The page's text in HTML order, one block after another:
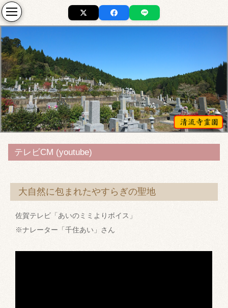
テレビCM (youtube)
大自然に包まれたやすらぎの聖地
佐賀テレビ「あいのミミよりボイス」
※ナレーター「千住あい」さん